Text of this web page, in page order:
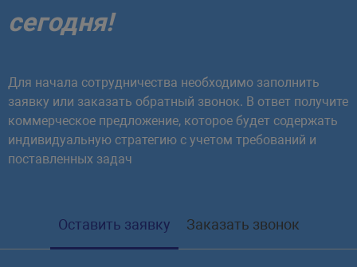
сегодня!
Для начала сотрудничества необходимо заполнить
заявку или заказать обратный звонок. В ответ получите
коммерческое предложение, которое будет содержать
индивидуальную стратегию с учетом требований и
поставленных задач
Оставить заявку Заказать звонок